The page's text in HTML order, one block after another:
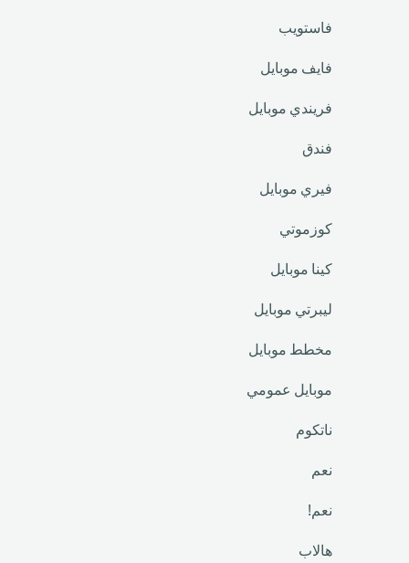
فاستويب
فايف موبايل
فريندي موبايل
فندق
فيري موبايل
كوزموتي
كينا موبايل
ليبرتي موبايل
مخطط موبايل
موبايل عمومي
ناتكوم
نعم
نعم!
هالاب